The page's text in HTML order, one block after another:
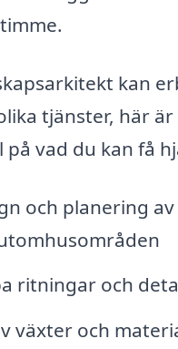
kan
tjänster, här
på vad du kan få
och planering
ritningar och
växter och